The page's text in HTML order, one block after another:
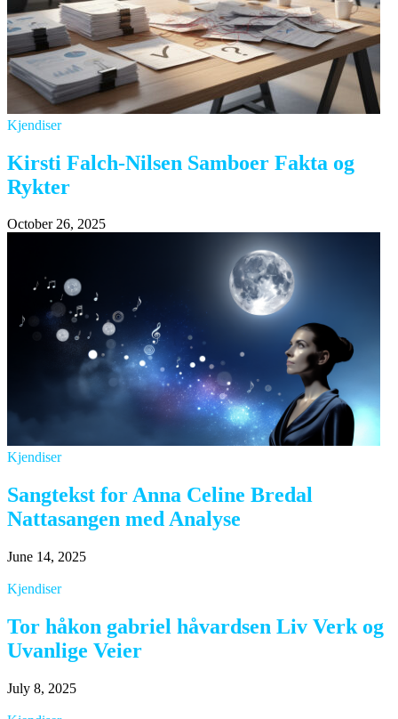
Kjendiser
Kirsti Falch-Nilsen Samboer Fakta og
Rykter
October 26, 2025
Kjendiser
Sangtekst for Anna Celine Bredal
Nattasangen med Analyse
June 14, 2025
Kjendiser
Tor håkon gabriel håvardsen Liv Verk og
Uvanlige Veier
July 8, 2025